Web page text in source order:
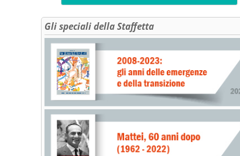
Gli speciali della Staffetta